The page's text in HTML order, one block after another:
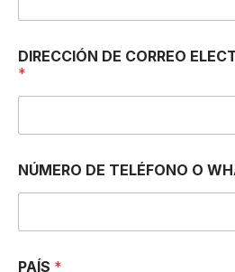
e
n
s
D
I
R
C
I
DIRECCIÓN DE CORREO
*
NÚMERO DE TELÉFONO O
PAÍS *